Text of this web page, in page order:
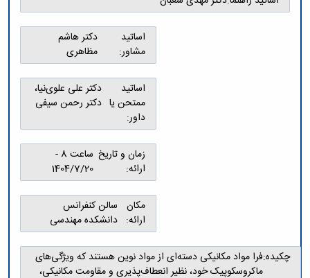
پژوهشی
آئین
گروه
دفتر
ارتباط
مهندسی
اساتید
مشاور:
دکتر هاشم
مظاهری
اساتید
ممتحن یا
داور:
دکتر علی علوی‌نیا،
دکتر رحمن سیفی
زمان و تاریخ
ارائه:
ساعت 8 -
1404/7/20
مکان
ارائه:
سالن کنفرانس
دانشکده مهندسی
چکیده:فرا مواد مکانیکی دسته‌ای از مواد نوین هستند که ویژگی‌های
ماکروسکوپیک خود، نظیر انعطاف‌پذیری و مقاومت مکانیکی،